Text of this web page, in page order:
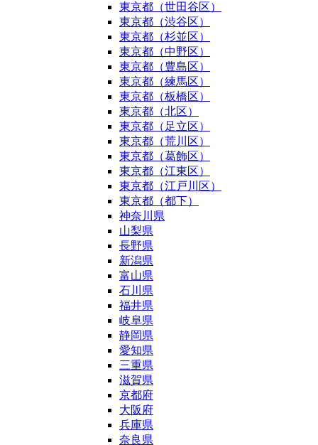
東京都（世田谷区）
東京都（渋谷区）
東京都（杉並区）
東京都（中野区）
東京都（豊島区）
東京都（練馬区）
東京都（板橋区）
東京都（北区）
東京都（足立区）
東京都（荒川区）
東京都（葛飾区）
東京都（江東区）
東京都（江戸川区）
東京都（都下）
神奈川県
山梨県
長野県
新潟県
富山県
石川県
福井県
岐阜県
静岡県
愛知県
三重県
滋賀県
京都府
大阪府
兵庫県
奈良県